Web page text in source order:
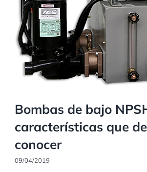
Bombas de bajo
características que
conocer
09/04/2019